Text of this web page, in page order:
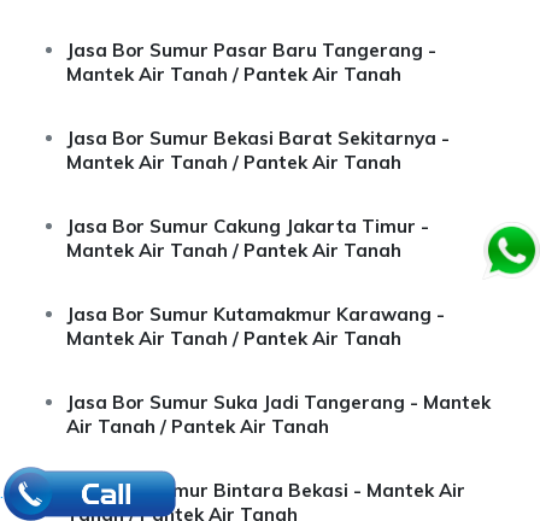
Jasa Bor Sumur Pasar Baru Tangerang -
Mantek Air Tanah / Pantek Air Tanah
Jasa Bor Sumur Bekasi Barat Sekitarnya -
Mantek Air Tanah / Pantek Air Tanah
Jasa Bor Sumur Cakung Jakarta Timur -
Mantek Air Tanah / Pantek Air Tanah
Jasa Bor Sumur Kutamakmur Karawang -
Mantek Air Tanah / Pantek Air Tanah
Jasa Bor Sumur Suka Jadi Tangerang - Mantek
Air Tanah / Pantek Air Tanah
Jasa Bor Sumur Bintara Bekasi - Mantek Air
Tanah / Pantek Air Tanah
.